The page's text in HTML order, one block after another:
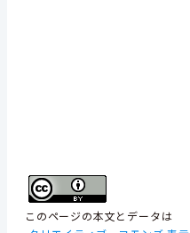
このページの本文とデータは